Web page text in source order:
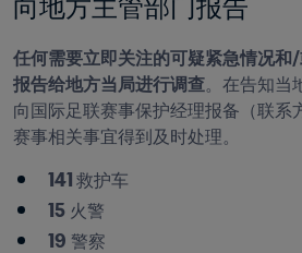
向地方主管部门报告
任何需要立即关注的可疑紧急情况和
报告给地方当局进行调查。在告知当
向国际足联赛事保护经理报备（联系
赛事相关事宜得到及时处理。
141 救护车
15 火警
19 警察